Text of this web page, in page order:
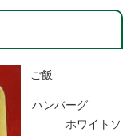
ご飯
ハンバーグ
ホワイトソ